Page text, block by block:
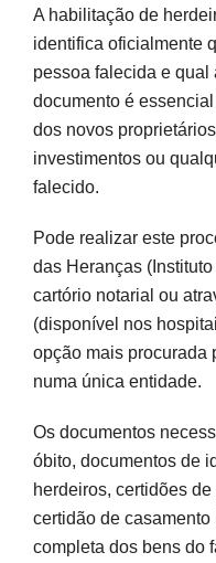
A habilitação de
identifica oficialmente
pessoa falecida e qual
documento é
dos novos
investimentos ou
falecido.
Pode realizar este
das Heranças
cartório notarial ou
(disponível nos
opção mais procurada
numa única entidade.
Os documentos
óbito, documentos de
herdeiros, certidões
certidão de
completa dos bens do